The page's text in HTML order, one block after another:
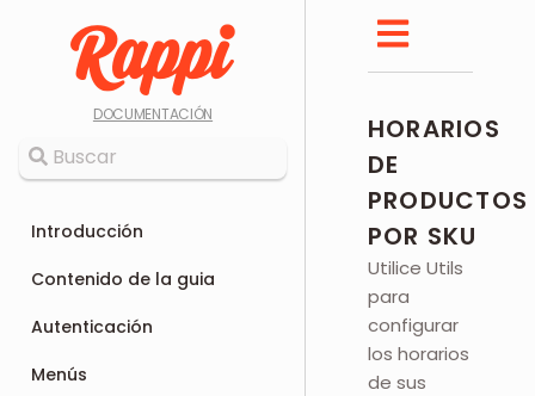
DOCUMENTACIÓN
Introducción
Contenido de la guia
Autenticación
Menús
HORARIOS
DE
PRODUCTOS
POR SKU
Utilice Utils
para
configurar
los horarios
de sus